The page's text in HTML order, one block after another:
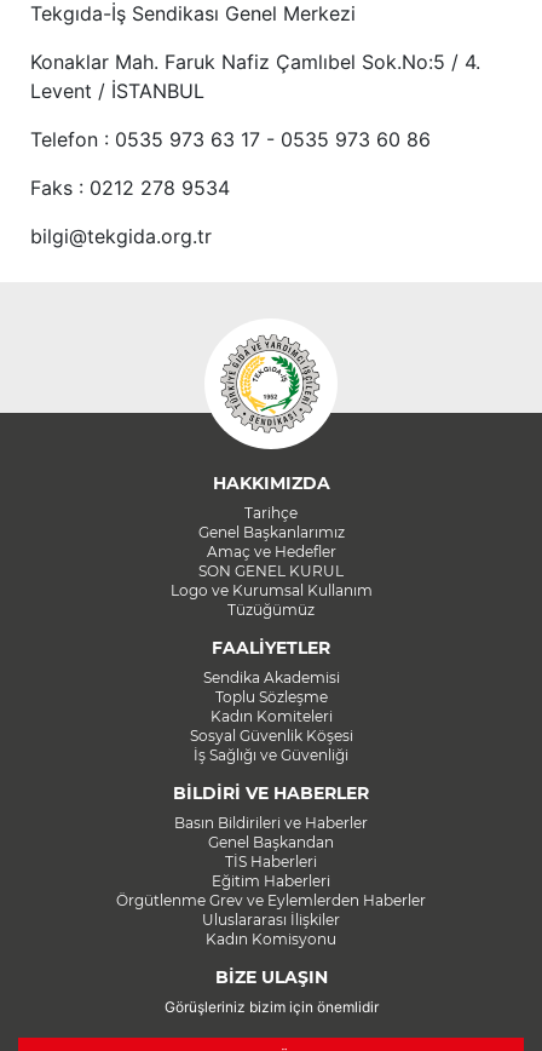
Tekgıda-İş Sendikası Genel Merkezi
Konaklar Mah. Faruk Nafiz Çamlıbel Sok.No:5 / 4.
Levent / İSTANBUL
Telefon : 0535 973 63 17 - 0535 973 60 86
Faks : 0212 278 9534
bilgi@tekgida.org.tr
HAKKIMIZDA
Tarihçe
Genel Başkanlarımız
Amaç ve Hedefler
SON GENEL KURUL
Logo ve Kurumsal Kullanım
Tüzüğümüz
FAALİYETLER
Sendika Akademisi
Toplu Sözleşme
Kadın Komiteleri
Sosyal Güvenlik Köşesi
İş Sağlığı ve Güvenliği
BİLDİRİ VE HABERLER
Basın Bildirileri ve Haberler
Genel Başkandan
TİS Haberleri
Eğitim Haberleri
Örgütlenme Grev ve Eylemlerden Haberler
Uluslararası İlişkiler
Kadın Komisyonu
BİZE ULAŞIN
Görüşleriniz bizim için önemlidir